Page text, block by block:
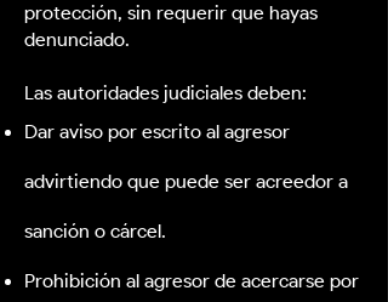
protección, sin requerir que hayas
denunciado.
Las autoridades judiciales deben:
Dar aviso por escrito al agresor
advirtiendo que puede ser acreedor a
sanción o cárcel.
Prohibición al agresor de acercarse por